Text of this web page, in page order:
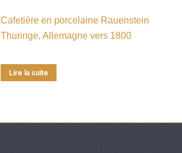
Cafetière en porcelaine Rauenstein
Thuringe, Allemagne vers 1800
Lire la suite